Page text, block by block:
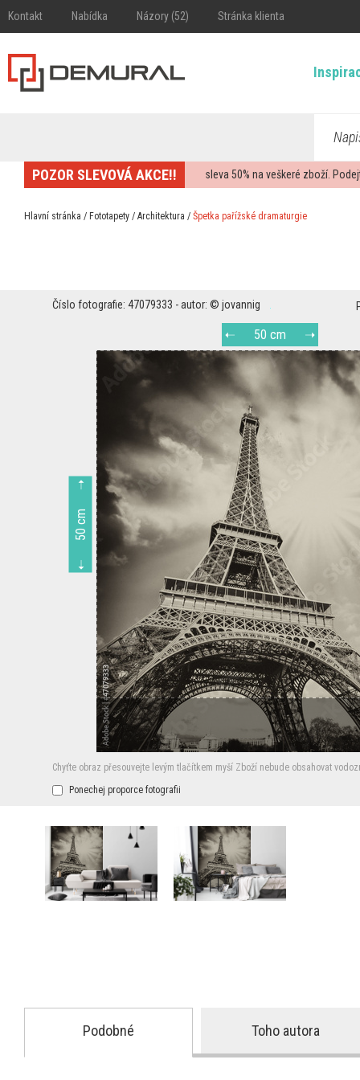
Kontakt Nabídka Názory (52) Stránka klienta
POZOR SLEVOVÁ AKCE!! sleva50% na veškeré zboží.
Hlavní stránka / Fototapety / Architektura / Špetka pařížské dramaturgie
Číslo fotografie: 47079333 - autor: © jovannig
50 cm
50 cm
Chyťte obraz přesouvejte levým tlačítkem myší Zboží nebude obsahovat
Ponechej proporce fotografii
Podobné Toho autora